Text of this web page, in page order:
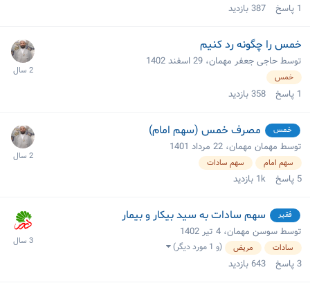
1 پاسخ 387بازدید
خمس را چگونه رد کنیم
توسط حاجی جعفر مهمان، 29 اسفند 1402
خمس
1 پاسخ 358بازدید
خمس مصرف خمس (سهم امام)
توسط مهمان مهمان، 22 مرداد 1401
سهم امام سهم سادات
5 پاسخ 1k بازدید
فقیر سهم سادات به سید بیکار و بیمار
توسط سوسن مهمان، 4 تیر 1402
سادات مریض (و 1 مورد دیگر)
3پاسخ 643 بازدید